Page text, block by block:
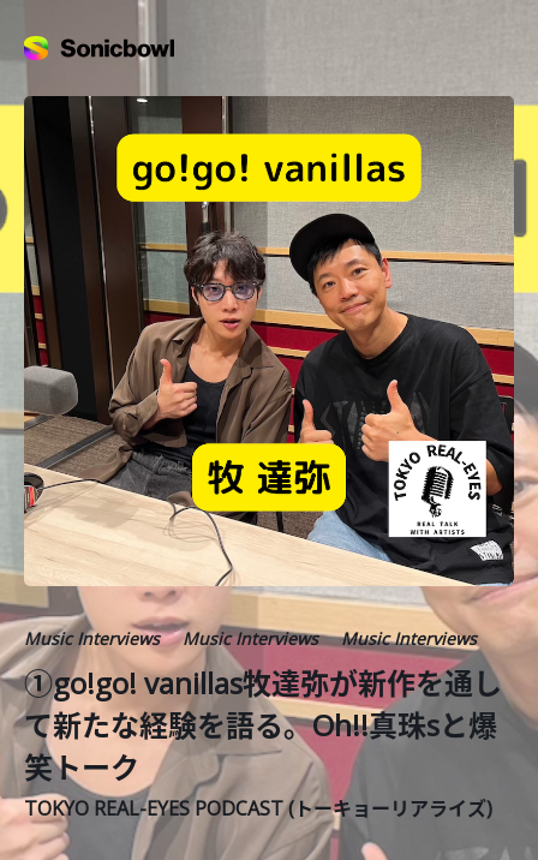
Music Interviews Music Interviews Music Interviews
①go!go! vanillas牧達弥が新作を通し
て新たな経験を語る。Oh!!真珠sと爆
笑トーク
TOKYO REAL-EYES PODCAST (トーキョーリアライズ)